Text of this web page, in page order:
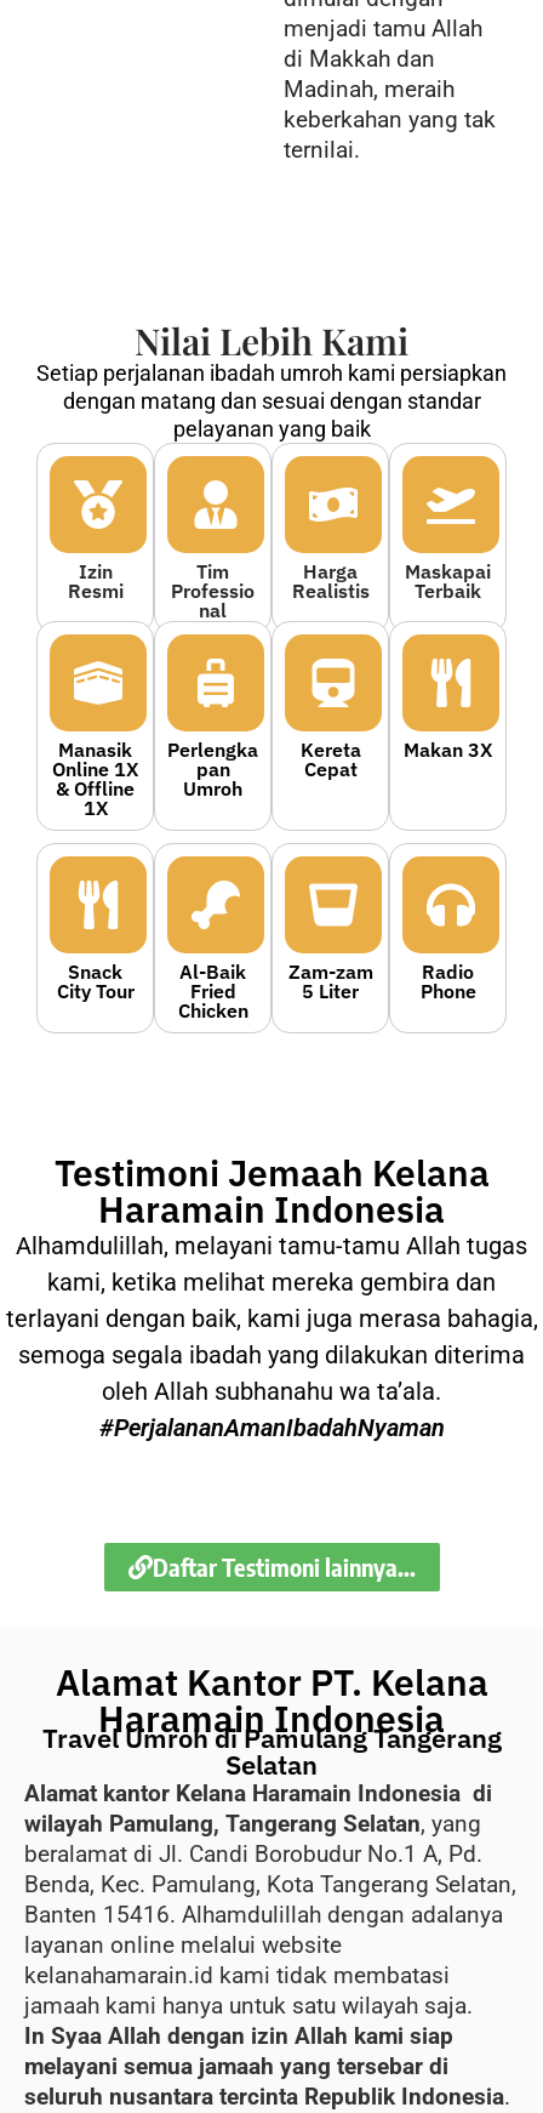
menjadi tamu Allah
di Makkah dan
Madinah, meraih
keberkahan yang tak
ternilai.
Nilai Lebih Kami
Setiap perjalanan ibadah umroh kami persiapkan
dengan matang dan sesuai dengan standar
pelayanan yang baik
Izin
Resmi
Tim
Professio
nal
Harga
Realistis
Maskapai
Terbaik
Manasik
Online 1X
& Offline
1X
Perlengka
pan
Umroh
Kereta
Cepat
Makan 3X
Snack
City Tour
Al-Baik
Fried
Chicken
Zam-zam
5 Liter
Radio
Phone
Testimoni Jemaah Kelana
Haramain Indonesia
Alhamdulillah, melayani tamu-tamu Allah tugas
kami, ketika melihat mereka gembira dan
terlayani dengan baik, kami juga merasa bahagia,
semoga segala ibadah yang dilakukan diterima
oleh Allah subhanahu wa ta’ala.
#PerjalananAmanIbadahNyaman
Daftar Testimoni lainnya...
Alamat Kantor PT. Kelana
Haramain Indonesia
Travel Umroh di Pamulang Tangerang
Selatan
Alamat kantor Kelana Haramain Indonesia di
wilayah Pamulang, Tangerang Selatan, yang
beralamat di Jl. Candi Borobudur No.1 A, Pd.
Benda, Kec. Pamulang, Kota Tangerang Selatan,
Banten 15416. Alhamdulillah dengan adalanya
layanan online melalui website
kelanahamarain.id kami tidak membatasi
jamaah kami hanya untuk satu wilayah saja.
In Syaa Allah dengan izin Allah kami siap
melayani semua jamaah yang tersebar di
seluruh nusantara tercinta Republik Indonesia.